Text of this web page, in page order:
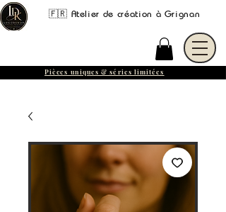
🇫🇷 Atelier de création à Grignan
Pièces uniques & séries limitées